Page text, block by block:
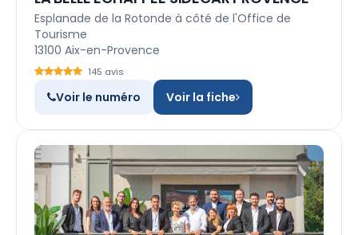
Esplanade de la Rotonde à côté de l'Office de
Tourisme
13100 Aix-en-Provence
145 avis
Voir le numéro Voir la fiche